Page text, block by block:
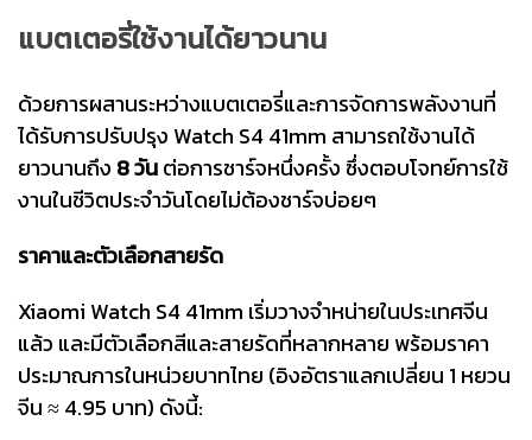
แบตเตอรี่ใช้งานได้ยาวนาน
ด้วยการผสานระหว่างแบตเตอรี่และการจัดการพลังงานที่
ได้รับการปรับปรุง Watch S4 41mm สามารถใช้งานได้
ยาวนานถึง 8 วันต่อการชาร์จหนึ่งครั้ง ซึ่งตอบโจทย์การใช้
งานในชีวิตประจำวันโดยไม่ต้องชาร์จบ่อยๆ
ราคาและตัวเลือกสายรัด
Xiaomi Watch S4 41mm เริ่มวางจำหน่ายในประเทศจีน
แล้ว และมีตัวเลือกสีและสายรัดที่หลากหลาย พร้อมราคา
ประมาณการในหน่วยบาทไทย (อิงอัตราแลกเปลี่ยน 1 หยวน
จีน ≈ 4.95 บาท) ดังนี้: